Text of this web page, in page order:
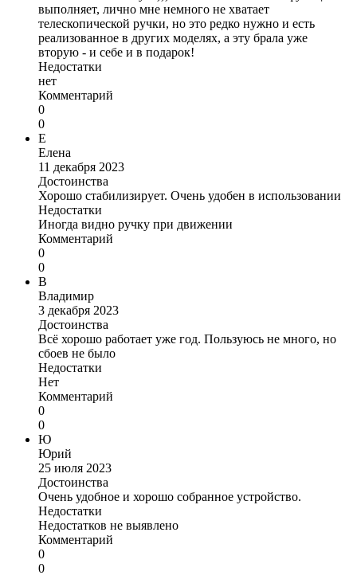
выполняет, лично мне немного не хватает
телескопической ручки, но это редко нужно и есть
реализованное в других моделях, а эту брала уже
вторую - и себе и в подарок!
Недостатки
нет
Комментарий
0
0
Е
Елена
11 декабря 2023
Достоинства
Хорошо стабилизирует. Очень удобен в использовании
Недостатки
Иногда видно ручку при движении
Комментарий
0
0
В
Владимир
3 декабря 2023
Достоинства
Всё хорошо работает уже год. Пользуюсь не много, но
сбоев не было
Недостатки
Нет
Комментарий
0
0
Ю
Юрий
25 июля 2023
Достоинства
Очень удобное и хорошо собранное устройство.
Недостатки
Недостатков не выявлено
Комментарий
0
0